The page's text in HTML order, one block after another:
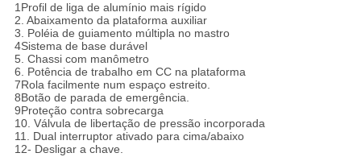
1Profil de liga de alumínio mais rígido
2. Abaixamento da plataforma auxiliar
3. Poléia de guiamento múltipla no mastro
4Sistema de base durável
5. Chassi com manômetro
6. Potência de trabalho em CC na plataforma
7Rola facilmente num espaço estreito.
8Botão de parada de emergência.
9Proteção contra sobrecarga
10. Válvula de libertação de pressão incorporada
11. Dual interruptor ativado para cima/abaixo
12- Desligar a chave.